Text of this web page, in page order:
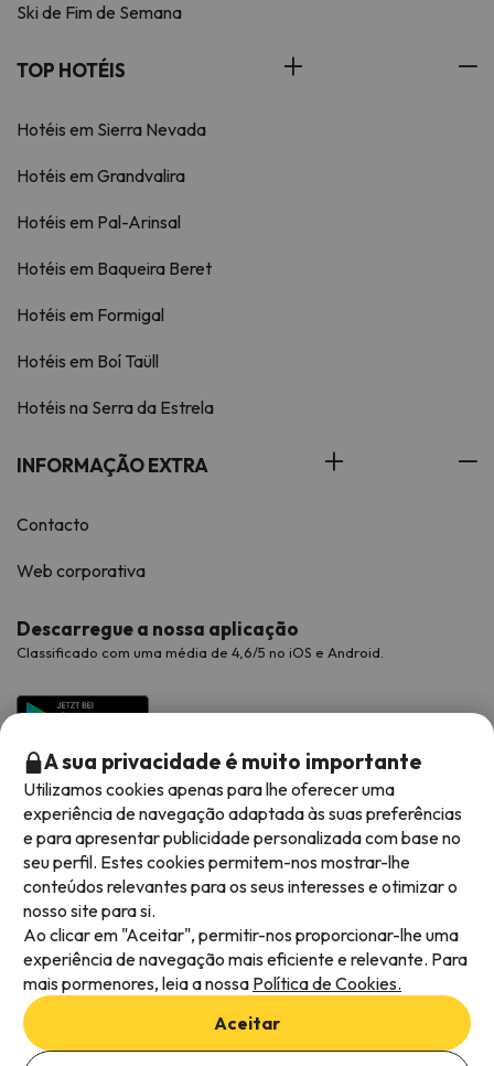
Ski de Fim de Semana
TOP HOTÉIS
Hotéis em Sierra Nevada
Hotéis em Grandvalira
Hotéis em Pal-Arinsal
Hotéis em Baqueira Beret
Hotéis em Formigal
Hotéis em Boí Taüll
Hotéis na Serra da Estrela
INFORMAÇÃO EXTRA
Contacto
Web corporativa
Descarregue a nossa aplicação
Classificado com uma média de 4,6/5 no iOS e Android.
Métodos de pagamento disponíveis
Termos e condições gerais
Privacidade dos dados
A sua privacidade é muito importante
Utilizamos cookies apenas para lhe oferecer uma
experiência de navegação adaptada às suas preferências
e para apresentar publicidade personalizada com base no
seu perfil. Estes cookies permitem-nos mostrar-lhe
conteúdos relevantes para os seus interesses e otimizar o
nosso site para si.
Ao clicar em "Aceitar", permitir-nos proporcionar-lhe uma
experiência de navegação mais eficiente e relevante. Para
mais pormenores, leia a nossa Política de Cookies.
Aceitar